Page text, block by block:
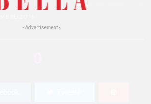
- Advertisement -
0